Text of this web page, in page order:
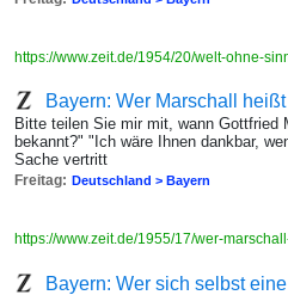
https://www.zeit.de/1954/20/welt-ohne-
Bayern: Wer Marschall
Bitte teilen Sie mir mit, wann Gottfried
bekannt?" "Ich wäre Ihnen dankbar,
Sache vertritt
Freitag: Deutschland > Bayern
https://www.zeit.de/1955/17/wer-
Bayern: Wer sich selbst